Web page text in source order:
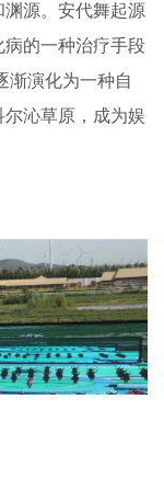
源。安代舞起源
的一种治疗手段
渐演化为一种自
沁草原，成为娱